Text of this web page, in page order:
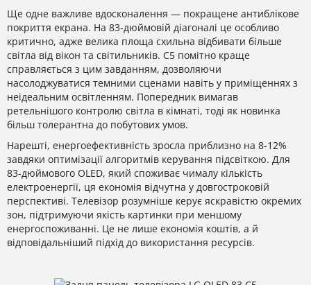
Ще одне важливе вдосконалення — покращене антиблікове
покриття екрана. На 83-дюймовій діагоналі це особливо
критично, адже велика площа схильна відбивати більше
світла від вікон та світильників. C5 помітно краще
справляється з цим завданням, дозволяючи
насолоджуватися темними сценами навіть у приміщеннях з
неідеальним освітленням. Попередник вимагав
ретельнішого контролю світла в кімнаті, тоді як новинка
більш толерантна до побутових умов.
Нарешті, енергоефективність зросла приблизно на 8-12%
завдяки оптимізації алгоритмів керування підсвіткою. Для
83-дюймового OLED, який споживає чималу кількість
електроенергії, ця економія відчутна у довгостроковій
перспективі. Телевізор розумніше керує яскравістю окремих
зон, підтримуючи якість картинки при меншому
енергоспоживанні. Це не лише економія коштів, а й
відповідальніший підхід до використання ресурсів.